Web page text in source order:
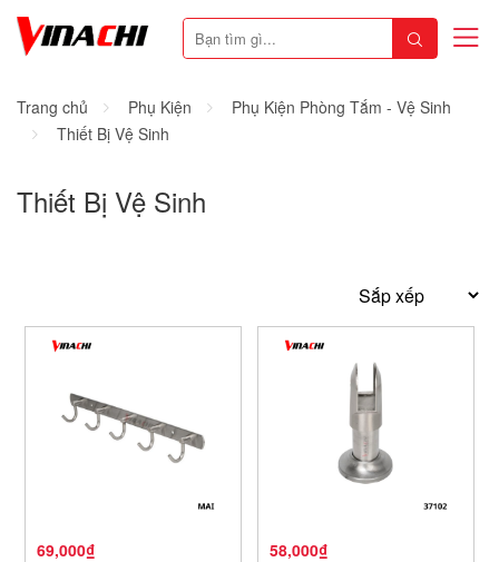
Trang chủ Phụ Kiện
Phụ Kiện Phòng Tắm - Vệ Sinh
Thiết Bị Vệ Sinh
Thiết Bị Vệ Sinh
69,000₫
58,000₫